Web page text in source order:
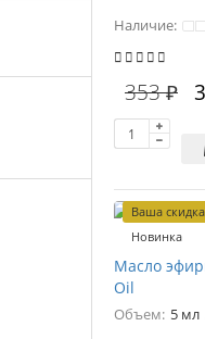
Наличие:
353 ₽
Ваша
Новинка
Масло
Oil
Объем: 5 мл